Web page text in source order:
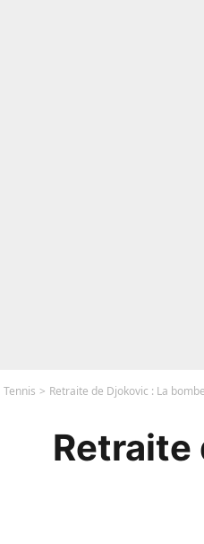
Tennis Retraite de Djokovic : La
Retraite